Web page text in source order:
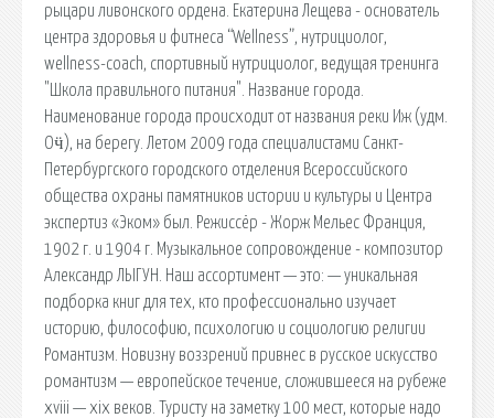
рыцари ливонского ордена. Екатерина Лещева - основатель
центра здоровья и фитнеса “Wellness”, нутрициолог,
wellness-coach, спортивный нутрициолог, ведущая тренинга
"Школа правильного питания". Название города.
Наименование города происходит от названия реки Иж (удм.
Оӵ), на берегу. Летом 2009 года специалистами Санкт-
Петербургского городского отделения Всероссийского
общества охраны памятников истории и культуры и Центра
экспертиз «Эком» был. Режиссёр - Жорж Мельес Франция,
1902 г. и 1904 г. Музыкальное сопровождение - композитор
Александр ЛЫГУН. Наш ассортимент — это: — уникальная
подборка книг для тех, кто профессионально изучает
историю, философию, психологию и социологию религии
Романтизм. Новизну воззрений привнес в русское искусство
романтизм — европейское течение, сложившееся на рубеже
xviii — xix веков. Туристу на заметку 100 мест, которые надо